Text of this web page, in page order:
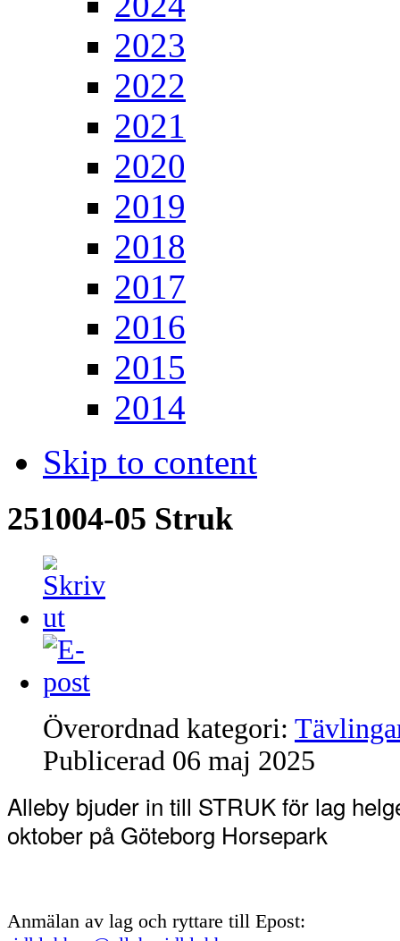
2023
2022
2021
2020
2019
2018
2017
2016
2015
2014
Skip to content
251004-05 Struk
Överordnad kategori:
Publicerad 06 maj 2025
Alleby bjuder in till STRUK för lag
oktober på Göteborg Horsepark
Anmälan av lag och ryttare till Epost: